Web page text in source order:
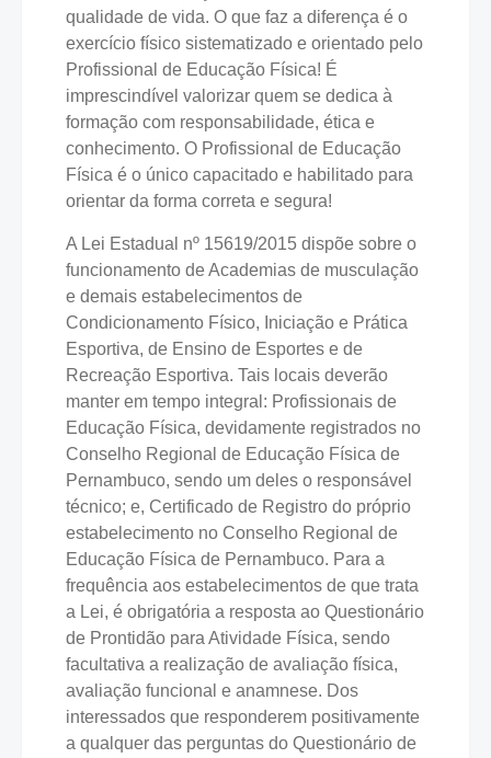
qualidade de vida. O que faz a diferença é o
exercício físico sistematizado e orientado pelo
Profissional de Educação Física! É
imprescindível valorizar quem se dedica à
formação com responsabilidade, ética e
conhecimento. O Profissional de Educação
Física é o único capacitado e habilitado para
orientar da forma correta e segura!
A Lei Estadual nº 15619/2015 dispõe sobre o
funcionamento de Academias de musculação
e demais estabelecimentos de
Condicionamento Físico, Iniciação e Prática
Esportiva, de Ensino de Esportes e de
Recreação Esportiva. Tais locais deverão
manter em tempo integral: Profissionais de
Educação Física, devidamente registrados no
Conselho Regional de Educação Física de
Pernambuco, sendo um deles o responsável
técnico; e, Certificado de Registro do próprio
estabelecimento no Conselho Regional de
Educação Física de Pernambuco. Para a
frequência aos estabelecimentos de que trata
a Lei, é obrigatória a resposta ao Questionário
de Prontidão para Atividade Física, sendo
facultativa a realização de avaliação física,
avaliação funcional e anamnese. Dos
interessados que responderem positivamente
a qualquer das perguntas do Questionário de